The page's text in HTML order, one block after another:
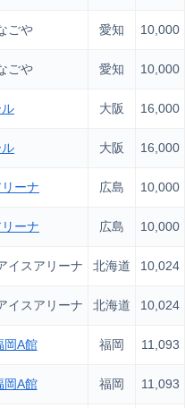
ごや 愛知 10,000
ごや 愛知 10,000
大阪 16,000
大阪 16,000
ーナ 広島 10,000
ーナ 広島 10,000
イスアリーナ 北海道 10,024
イスアリーナ 北海道 10,024
岡A館 福岡 11,093
岡A館 福岡 11,093